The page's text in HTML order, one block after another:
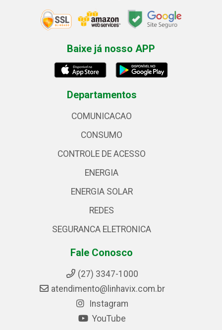
Baixe já nosso APP
Departamentos
COMUNICACAO
CONSUMO
CONTROLE DE ACESSO
ENERGIA
ENERGIA SOLAR
REDES
SEGURANCA ELETRONICA
Fale Conosco
(27) 3347-1000
atendimento@linhavix.com.br
Instagram
YouTube